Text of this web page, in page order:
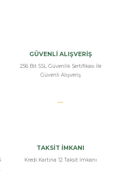
GÜVENLİ ALIŞVERİŞ
256 Bit SSL Güvenlik Sertifikası İle
Güvenli Alışveriş
TAKSİT İMKANI
Kredi Kartına 12 Taksit İmkanı